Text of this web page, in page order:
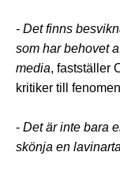
- Det finns
som har behovet
media, fastställer
kritiker till
- Det är inte bara
skönja en